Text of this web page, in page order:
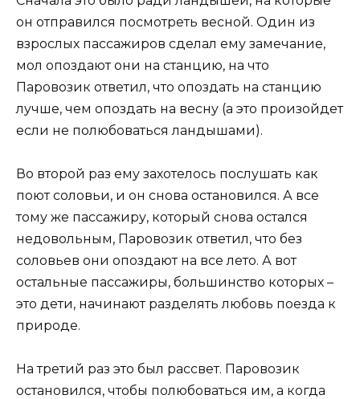
он отправился посмотреть весной. Один из
взрослых пассажиров сделал ему замечание,
мол опоздают они на станцию, на что
Паровозик ответил, что опоздать на станцию
лучше, чем опоздать на весну (а это произойдет
если не полюбоваться ландышами).
Во второй раз ему захотелось послушать как
поют соловьи, и он снова остановился. А все
тому же пассажиру, который снова остался
недовольным, Паровозик ответил, что без
соловьев они опоздают на все лето. А вот
остальные пассажиры, большинство которых –
это дети, начинают разделять любовь поезда к
природе.
На третий раз это был рассвет. Паровозик
остановился, чтобы полюбоваться им, а когда